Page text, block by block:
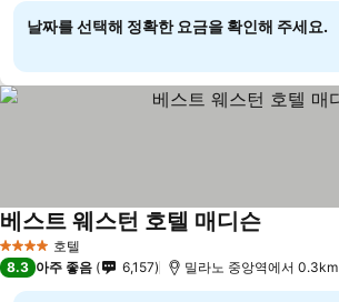
날짜를 선택해 정확한 요금을 확인해 주세요.
4 성급 호텔
베스트 웨스턴 호텔 매디슨
8.3 아주 좋음 6,157 밀라노 중앙역에서 0.3km